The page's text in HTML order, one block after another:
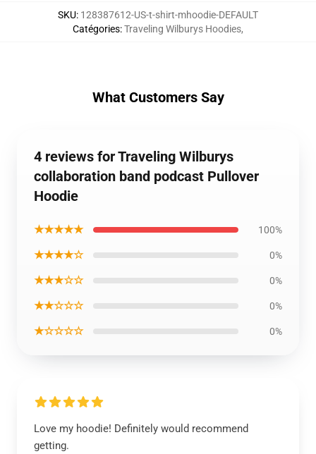
SKU: 128387612-US-t-shirt-mhoodie-DEFAULT
Catégories:Traveling Wilburys Hoodies,
What Customers Say
4 reviews for Traveling Wilburys
collaboration band podcast Pullover
Hoodie
★★★★★ 100%
★★★★☆ 0%
★★★☆☆ 0%
★★☆☆☆ 0%
★☆☆☆☆ 0%
Love my hoodie! Definitely would recommend
getting.